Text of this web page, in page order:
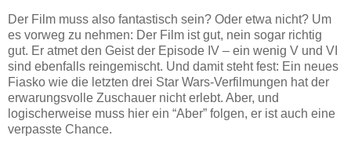
Der Film muss also fantastisch sein? Oder etwa nicht? Um
es vorweg zu nehmen: Der Film ist gut, nein sogar richtig
gut. Er atmet den Geist der Episode IV – ein wenig V und VI
sind ebenfalls reingemischt. Und damit steht fest: Ein neues
Fiasko wie die letzten drei Star Wars-Verfilmungen hat der
erwarungsvolle Zuschauer nicht erlebt. Aber, und
logischerweise muss hier ein “Aber” folgen, er ist auch eine
verpasste Chance.